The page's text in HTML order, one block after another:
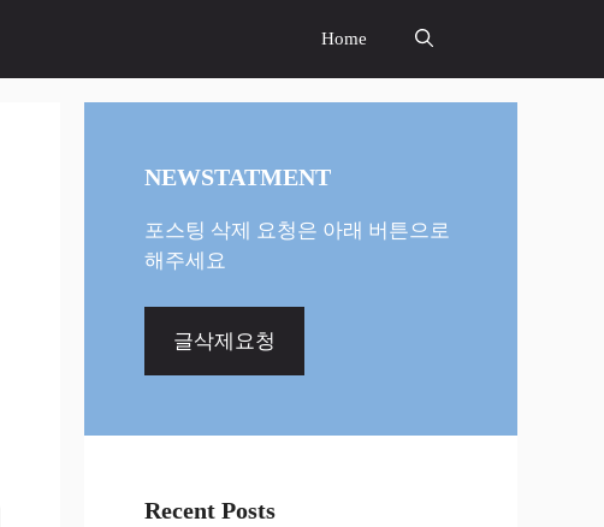
Home
NEWSTATMENT
포스팅 삭제 요청은 아래 버튼으로
해주세요
글삭제요청
Recent Posts